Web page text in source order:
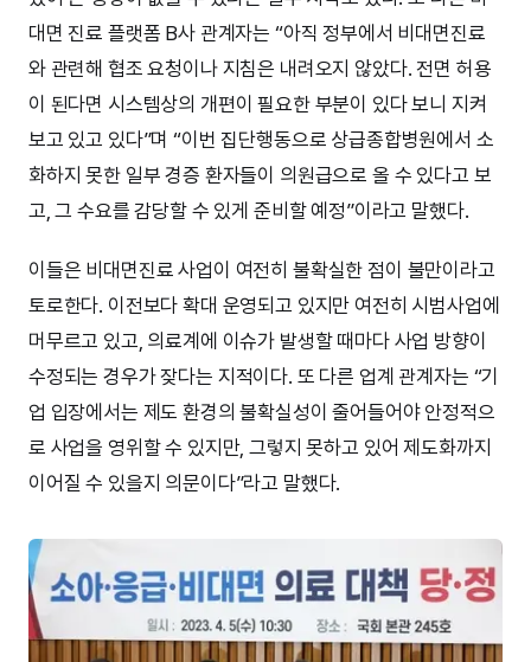
대면 진료 플랫폼 B사 관계자는 “아직 정부에서 비대면진료
와 관련해 협조 요청이나 지침은 내려오지 않았다. 전면 허용
이 된다면 시스템상의 개편이 필요한 부분이 있다 보니 지켜
보고 있고 있다”며 “이번 집단행동으로 상급종합병원에서 소
화하지 못한 일부 경증 환자들이 의원급으로 올 수 있다고 보
고, 그 수요를 감당할 수 있게 준비할 예정”이라고 말했다.
이들은 비대면진료 사업이 여전히 불확실한 점이 불만이라고
토로한다. 이전보다 확대 운영되고 있지만 여전히 시범사업에
머무르고 있고, 의료계에 이슈가 발생할 때마다 사업 방향이
수정되는 경우가 잦다는 지적이다. 또 다른 업계 관계자는 “기
업 입장에서는 제도 환경의 불확실성이 줄어들어야 안정적으
로 사업을 영위할 수 있지만, 그렇지 못하고 있어 제도화까지
이어질 수 있을지 의문이다”라고 말했다.